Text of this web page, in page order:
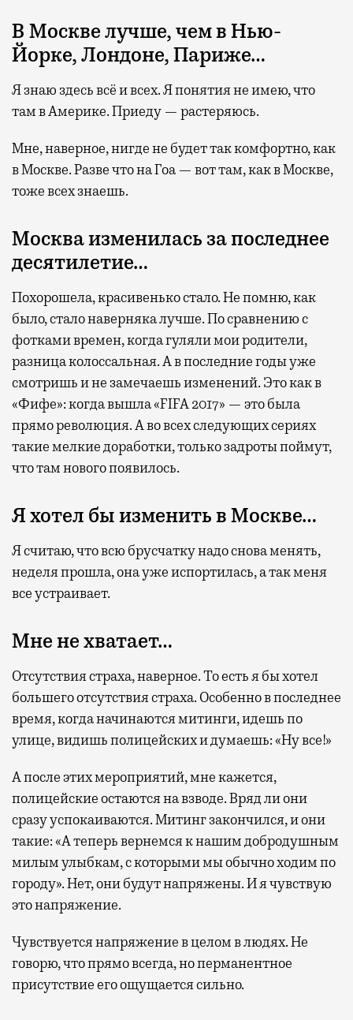
В Москве лучше, чем в Нью-
Йорке, Лондоне, Париже…
Я знаю здесь всё и всех. Я понятия не имею, что
там в Америке. Приеду — растеряюсь.
Мне, наверное, нигде не будет так комфортно, как
в Москве. Разве что на Гоа — вот там, как в Москве,
тоже всех знаешь.
Москва изменилась за последнее
десятилетие…
Похорошела, красивенько стало. Не помню, как
было, стало наверняка лучше. По сравнению с
фотками времен, когда гуляли мои родители,
разница колоссальная. А в последние годы уже
смотришь и не замечаешь изменений. Это как в
«Фифе»: когда вышла «FIFA 2017» — это была
прямо революция. А во всех следующих сериях
такие мелкие доработки, только задроты поймут,
что там нового появилось.
Я хотел бы изменить в Москве…
Я считаю, что всю брусчатку надо снова менять,
неделя прошла, она уже испортилась, а так меня
все устраивает.
Мне не хватает…
Отсутствия страха, наверное. То есть я бы хотел
большего отсутствия страха. Особенно в последнее
время, когда начинаются митинги, идешь по
улице, видишь полицейских и думаешь: «Ну все!»
А после этих мероприятий, мне кажется,
полицейские остаются на взводе. Вряд ли они
сразу успокаиваются. Митинг закончился, и они
такие: «А теперь вернемся к нашим добродушным
милым улыбкам, с которыми мы обычно ходим по
городу». Нет, они будут напряжены. И я чувствую
это напряжение.
Чувствуется напряжение в целом в людях. Не
говорю, что прямо всегда, но перманентное
присутствие его ощущается сильно.